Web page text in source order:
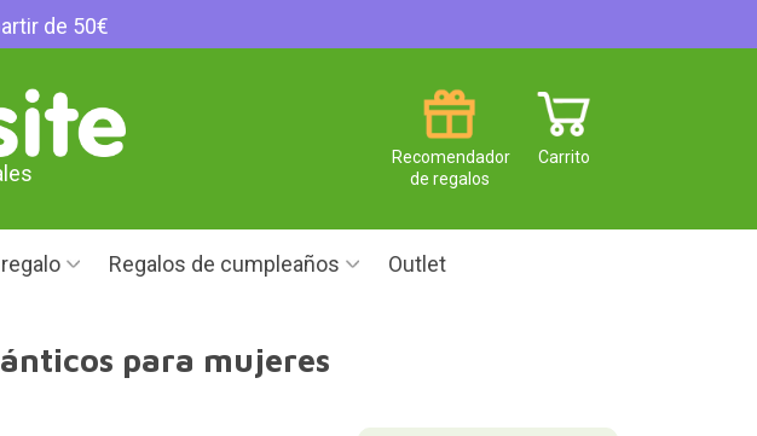
de 50€
Carrito
Recomendador
de regalos
Regalos de cumpleaños Outlet
para mujeres